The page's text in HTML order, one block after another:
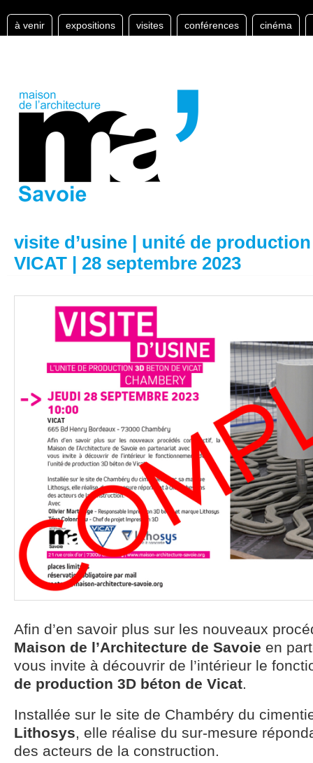
à venir expositions visites conférences cinéma
visite d’usine | unité de
VICAT | 28 septembre 2023
Afin d’en savoir plus sur les nouveaux
Maison de l’Architecture de Savoie en
vous invite à découvrir de l’intérieur le
de production 3D béton de Vicat.
Installée sur le site de Chambéry du
Lithosys, elle réalise du sur-mesure
des acteurs de la construction.